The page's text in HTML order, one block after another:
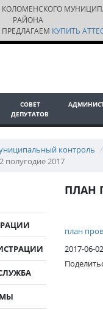
РАЙОНА
ПРЕДЛАГАЕМ КУПИТЬ
СОВЕТ
ДЕПУТАТОВ
контроль
полугодиe 2017
ПЛАН
план
2017-06-02